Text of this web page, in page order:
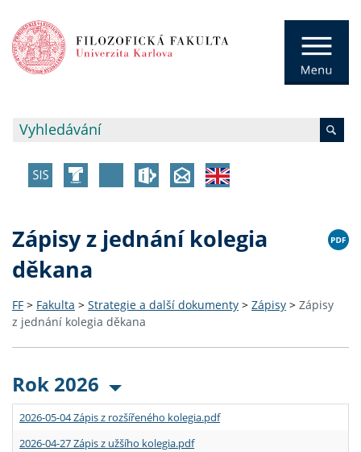
Zápisy z jednání kolegia
děkana
FF > Fakulta > Strategie a další dokumenty > Zápisy > Zápisy
z jednání kolegia děkana
Rok 2026
2026-05-04 Zápis z rozšířeného kolegia.pdf
2026-04-27 Zápis z užšího kolegia.pdf